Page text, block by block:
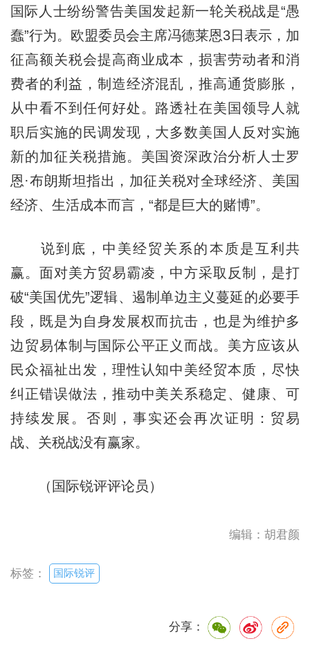
国际人士纷纷警告美国发起新一轮关税战是“愚
蠢”行为。欧盟委员会主席冯德莱恩3日表示，加
征高额关税会提高商业成本，损害劳动者和消
费者的利益，制造经济混乱，推高通货膨胀，
从中看不到任何好处。路透社在美国领导人就
职后实施的民调发现，大多数美国人反对实施
新的加征关税措施。美国资深政治分析人士罗
恩·布朗斯坦指出，加征关税对全球经济、美国
经济、生活成本而言，“都是巨大的赌博”。
说到底，中美经贸关系的本质是互利共
赢。面对美方贸易霸凌，中方采取反制，是打
破“美国优先”逻辑、遏制单边主义蔓延的必要手
段，既是为自身发展权而抗击，也是为维护多
边贸易体制与国际公平正义而战。美方应该从
民众福祉出发，理性认知中美经贸本质，尽快
纠正错误做法，推动中美关系稳定、健康、可
持续发展。否则，事实还会再次证明：贸易
战、关税战没有赢家。
（国际锐评评论员）
编辑：胡君颜
标签： 国际锐评
分享：